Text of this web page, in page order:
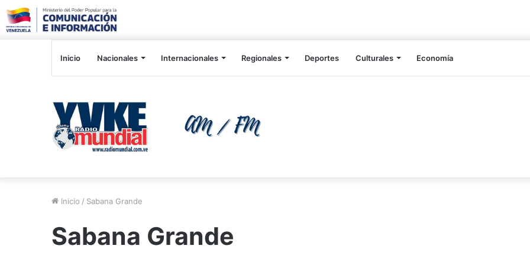
Inicio Nacionales Internacionales Regionales Deportes Culturales Economía
Inicio / Sabana Grande
Sabana Grande